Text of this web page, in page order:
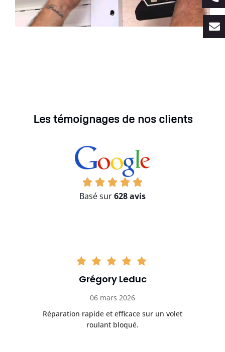
Les témoignages de nos clients
Basé sur628 avis
Grégory Leduc
06 mars 2026
Réparation rapide et efficace sur un volet
roulant bloqué.